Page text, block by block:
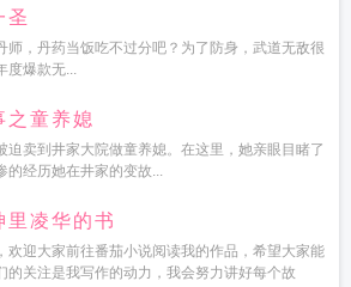
圣
师，丹药当饭吃不过分吧？为了防身，武道无敌很
度爆款无...
之童养媳
迫卖到井家大院做童养媳。在这里，她亲眼目睹了
的经历她在井家的变故...
里凌华的书
欢迎大家前往番茄小说阅读我的作品，希望大家能
的关注是我写作的动力，我会努力讲好每个故